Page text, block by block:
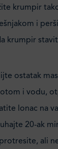
krumpir
i
krumpir
ostatak
i vodu,
lonac na
20-ak
ali